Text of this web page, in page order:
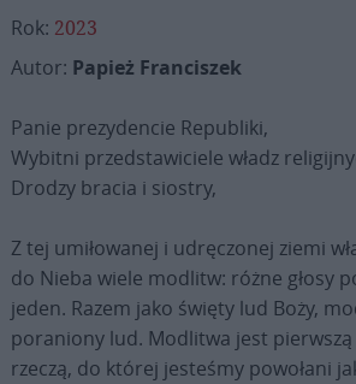
Rok: 2023
Autor: Papież Franciszek
Panie prezydencie Republiki,
Wybitni przedstawiciele władz
Drodzy bracia i siostry,
Z tej umiłowanej i udręczonej ziemi
do Nieba wiele modlitw: różne głosy
jeden. Razem jako święty lud Boży,
poraniony lud. Modlitwa jest pierwszą
rzeczą, do której jesteśmy powołani